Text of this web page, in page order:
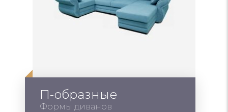
П-образные
Формы диванов